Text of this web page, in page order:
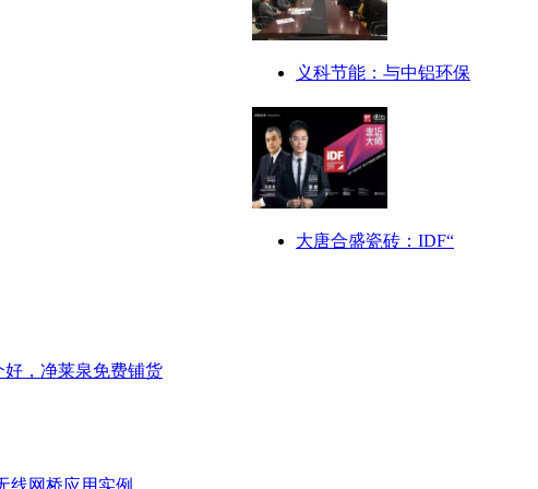
义科节能：与中铝环保
大唐合盛瓷砖：IDF“
，净莱泉免费铺货
线网桥应用实例